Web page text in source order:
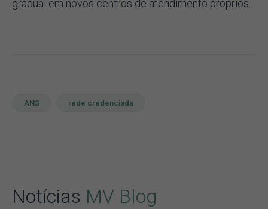
gradual em novos centros de atendimento próprios.
ANS rede credenciada
Notícias MV Blog